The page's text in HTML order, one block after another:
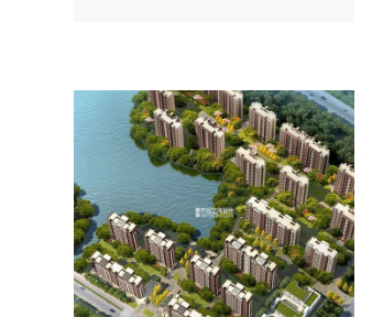
一体的大型综合房地产项目。